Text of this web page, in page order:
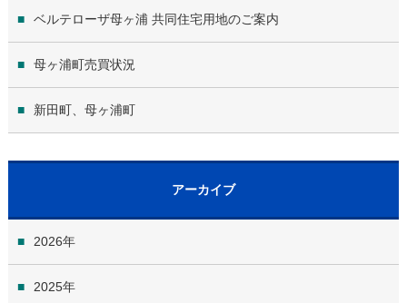
ベルテローザ母ヶ浦 共同住宅用地のご案内
母ヶ浦町売買状況
新田町、母ヶ浦町
アーカイブ
2026
2025